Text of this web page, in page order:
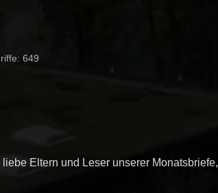
649
Eltern und Leser unserer Monatsbriefe,